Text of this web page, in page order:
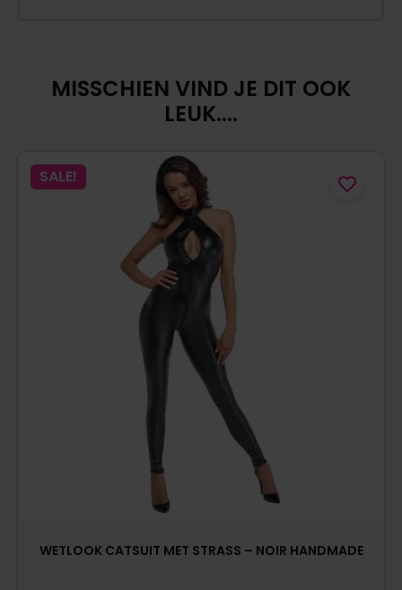
MISSCHIEN VIND JE DIT OOK
LEUK....
SALE!
WETLOOK CATSUIT MET STRASS – NOIR HANDMADE